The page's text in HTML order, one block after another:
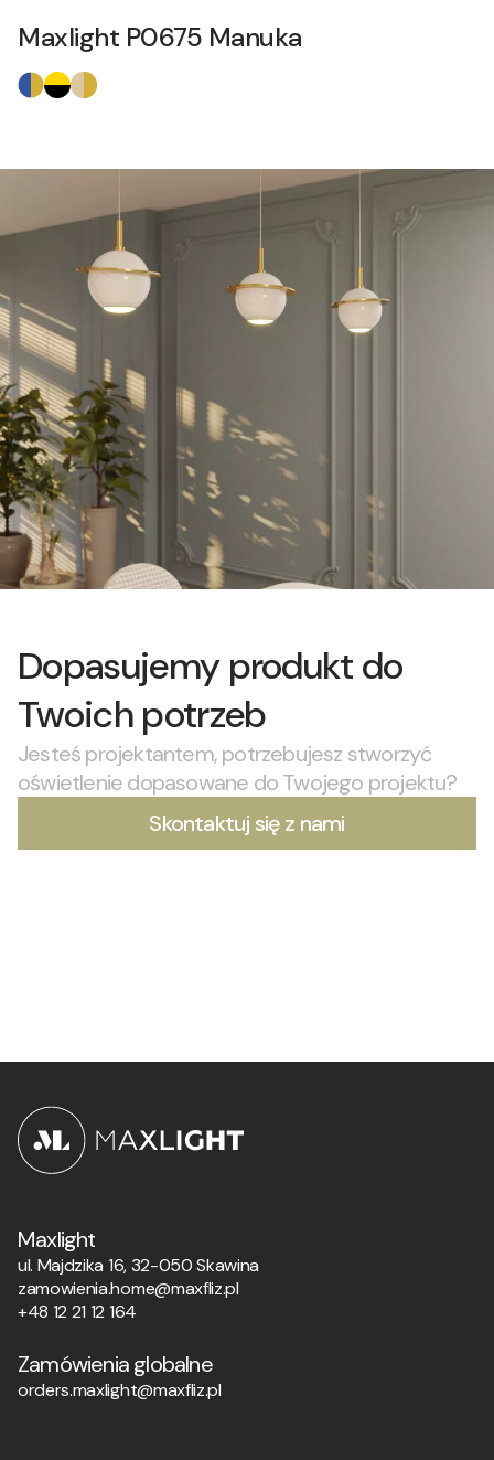
Maxlight P0675 Manuka
Dopasujemy produkt do
Twoich potrzeb
Jesteś projektantem, potrzebujesz stworzyć
oświetlenie dopasowane do Twojego projektu?
Skontaktuj się z nami
Maxlight
ul. Majdzika 16, 32-050 Skawina
zamowienia.home@maxfliz.pl
+48 12 21 12 164
Zamówienia globalne
orders.maxlight@maxfliz.pl